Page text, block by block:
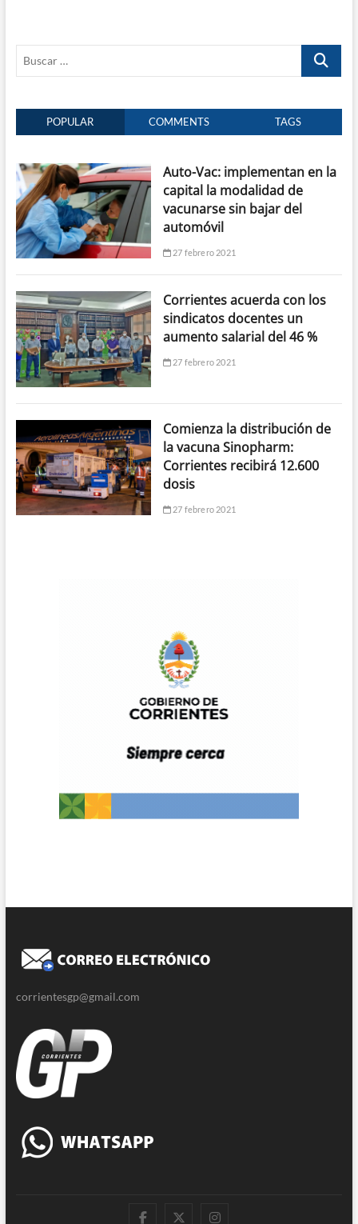
Buscar
POPULAR COMMENTS TAGS
Auto-Vac: implementan en la
capital la modalidad de
vacunarse sin bajar del
automóvil
27 febrero 2021
Corrientes acuerda con los
sindicatos docentes un
aumento salarial del 46 %
27 febrero 2021
Comienza la distribución de
la vacuna Sinopharm:
Corrientes recibirá 12.600
dosis
27 febrero 2021
corrientesgp@gmail.com
| TwitterInstagram